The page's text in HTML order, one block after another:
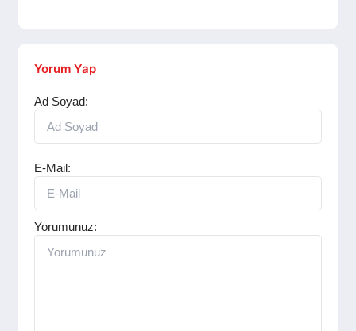
Yorum Yap
Ad Soyad:
E-Mail:
Yorumunuz: